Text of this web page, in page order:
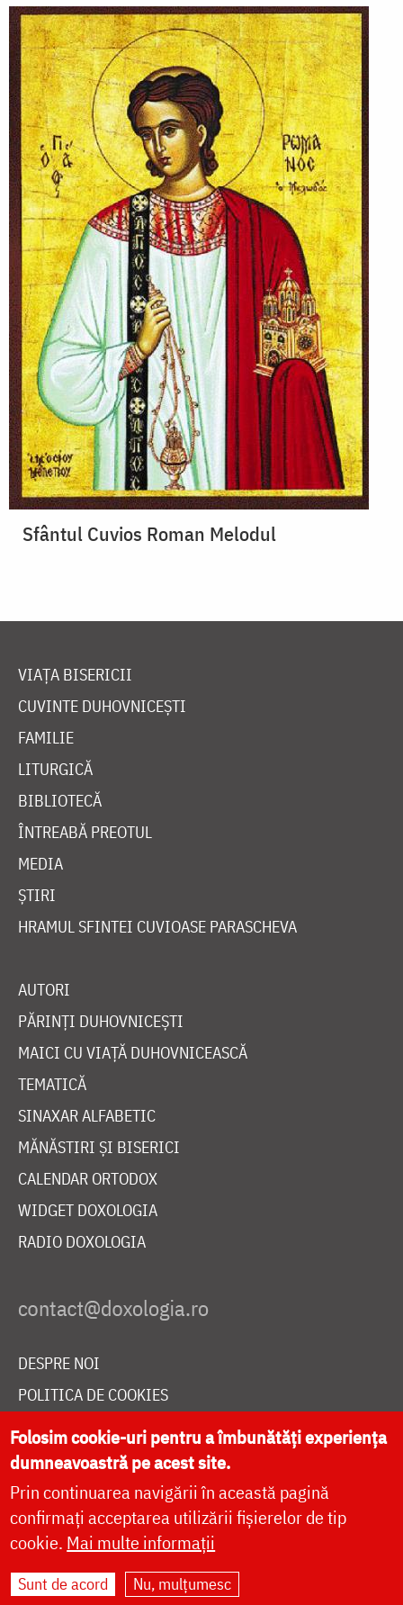
Sfântul Cuvios Roman Melodul
VIAȚA BISERICII
CUVINTE DUHOVNICEȘTI
FAMILIE
LITURGICĂ
BIBLIOTECĂ
ÎNTREABĂ PREOTUL
MEDIA
ȘTIRI
HRAMUL SFINTEI CUVIOASE PARASCHEVA
AUTORI
PĂRINȚI DUHOVNICEȘTI
MAICI CU VIAȚĂ DUHOVNICEASCĂ
TEMATICĂ
SINAXAR ALFABETIC
MĂNĂSTIRI ȘI BISERICI
CALENDAR ORTODOX
WIDGET DOXOLOGIA
RADIO DOXOLOGIA
DESPRE NOI
POLITICA DE COOKIES
DONEAZĂ ONLINE PENTRU CATEDRALA NAȚIONALĂ
LIVE
Site dezvoltat deDOXOLOGIA MEDIA
Folosim cookie-uri pentru a îmbunătăți experiența
dumneavoastră pe acest site.
Prin continuarea navigării în această pagină
confirmați acceptarea utilizării fișierelor de tip
cookie. Mai multe informații
Sunt de acord Nu, mulțumesc